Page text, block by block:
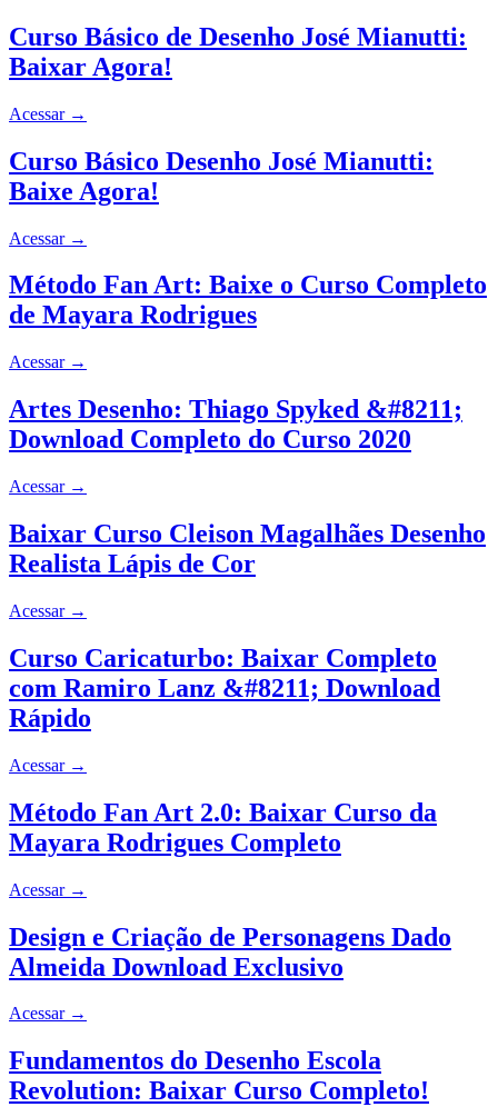
Curso Básico de Desenho José Mianutti:
Baixar Agora!
Acessar →
Curso Básico Desenho José Mianutti:
Baixe Agora!
Acessar →
Método Fan Art: Baixe o Curso Completo
de Mayara Rodrigues
Acessar →
Artes Desenho: Thiago Spyked &#8211;
Download Completo do Curso 2020
Acessar →
Baixar Curso Cleison Magalhães Desenho
Realista Lápis de Cor
Acessar →
Curso Caricaturbo: Baixar Completo
com Ramiro Lanz &#8211; Download
Rápido
Acessar →
Método Fan Art 2.0: Baixar Curso da
Mayara Rodrigues Completo
Acessar →
Design e Criação de Personagens Dado
Almeida Download Exclusivo
Acessar →
Fundamentos do Desenho Escola
Revolution: Baixar Curso Completo!